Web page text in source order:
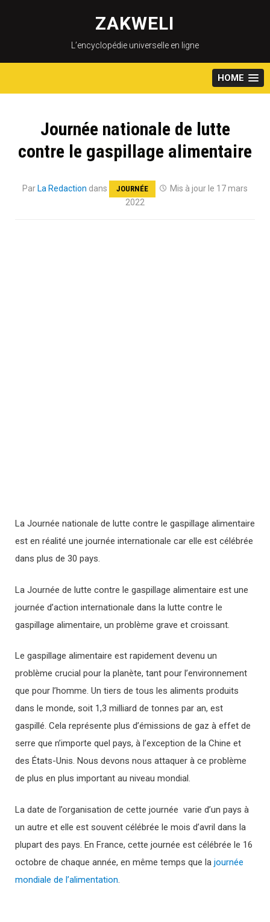
content
ZAKWELI
L’encyclopédie universelle en ligne
HOME
Journée nationale de lutte
contre le gaspillage alimentaire
Par La Redaction dans JOURNÉE
Mis à jour le 17 mars
2022
La Journée nationale de lutte contre le gaspillage alimentaire
est en réalité une journée internationale car elle est célébrée
dans plus de 30 pays.
La Journée de lutte contre le gaspillage alimentaire est une
journée d’action internationale dans la lutte contre le
gaspillage alimentaire, un problème grave et croissant.
Le gaspillage alimentaire est rapidement devenu un
problème crucial pour la planète, tant pour l’environnement
que pour l’homme. Un tiers de tous les aliments produits
dans le monde, soit 1,3 milliard de tonnes par an, est
gaspillé. Cela représente plus d’émissions de gaz à effet de
serre que n’importe quel pays, à l’exception de la Chine et
des États-Unis. Nous devons nous attaquer à ce problème
de plus en plus important au niveau mondial.
La date de l’organisation de cette journée varie d’un pays à
un autre et elle est souvent célébrée le mois d’avril dans la
plupart des pays. En France, cette journée est célébrée le 16
octobre de chaque année, en même temps que la journée
mondiale de l’alimentation.